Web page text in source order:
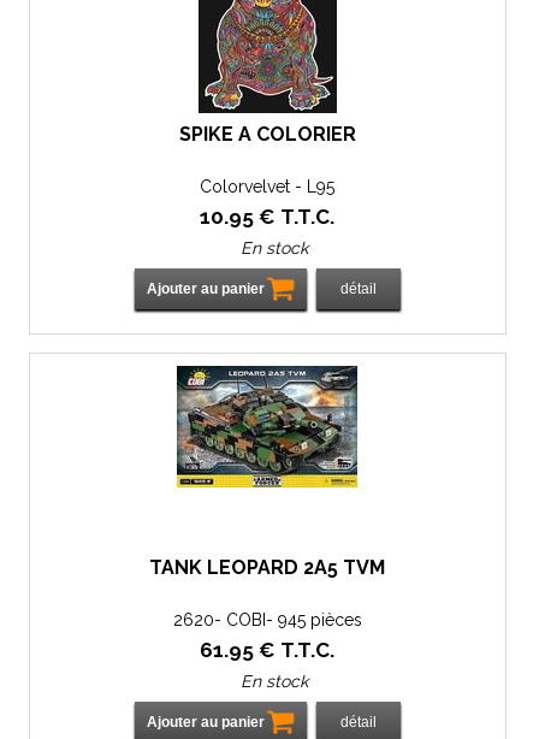
SPIKE À COLORIER
Colorvelvet - L95
10.95 € T.T.C.
En stock
TANK LEOPARD 2A5 TVM
2620- COBI- 945 pièces
61.95 € T.T.C.
En stock